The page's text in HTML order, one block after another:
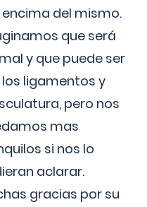
del mismo.
que será
y que puede ser
ligamentos y
pero nos
mas
si nos lo
aclarar.
gracias por su